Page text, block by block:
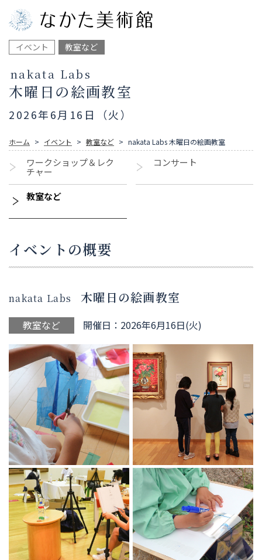
イベント 教室など
nakata Labs
木曜日の絵画教室
2026年6月16日（火）
ホーム イベント 教室など nakata Labs 木曜日の絵画教室
ワークショップ＆レク
チャー
コンサート
教室など
イベントの概要
nakata Labs 木曜日の絵画教室
教室など 開催日：2026年6月16日(火)